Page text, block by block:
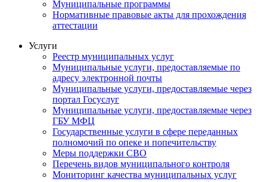
Муниципальные программы
Нормативные правовые акты для прохождения
аттестации
Услуги
Реестр муниципальных услуг
Муниципальные услуги, предоставляемые по
адресу электронной почты
Муниципальные услуги, предоставляемые через
портал Госуслуг
Муниципальные услуги, предоставляемые через
ГБУ МФЦ
Государственные услуги в сфере переданных
полномочий по опеке и попечительству
Меры поддержки СВО
Перечень видов муниципального контроля
Мониторинг качества муниципальных услуг